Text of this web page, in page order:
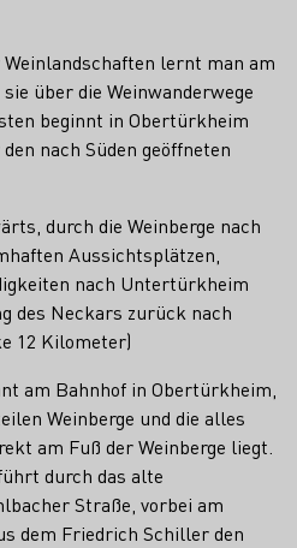
lernt man am
über die Weinwanderwege
beginnt in Obertürkheim
nach Süden geöffneten
durch die Weinberge nach
Aussichtsplätzen,
nach Untertürkheim
des Neckars zurück nach
12 Kilometer)
am Bahnhof in Obertürkheim,
Weinberge und die alles
am Fuß der Weinberge liegt.
durch das alte
Straße, vorbei am
dem Friedrich Schiller den